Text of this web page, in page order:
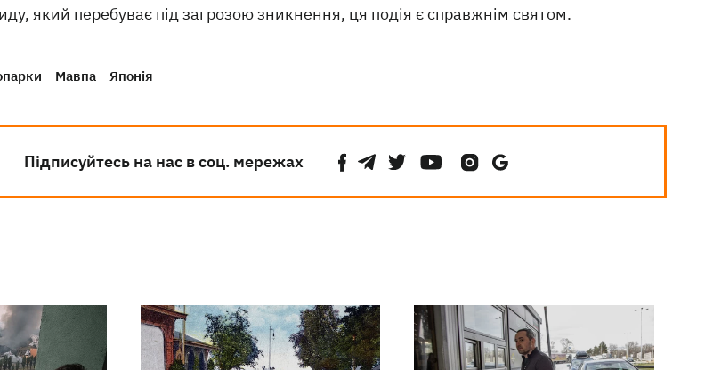
який перебуває під загрозою зникнення, ця подія є справжнім святом.
Мавпа Японія
Підписуйтесь на нас в соц. мережах